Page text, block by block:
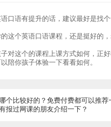
口语有提升的话，建议最好是找
这个英语口语课程，还是挺好的
对这个的课程上课方式如何，正
陪你孩子体验一下看看如何。
个比较好的？免费付费都可以推荐
报过网课的朋友介绍一下？